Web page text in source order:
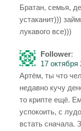
Братан, семья,
устаканит)))
лукавого все)))
Follower:
17 октября
Артём, ты что
недавно кучу
то крипте ещё.
успокоить, с
встать сначала.